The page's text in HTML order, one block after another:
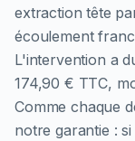
extraction tête
écoulement
L'intervention a
174,90 € TTC,
Comme chaque
notre garantie :